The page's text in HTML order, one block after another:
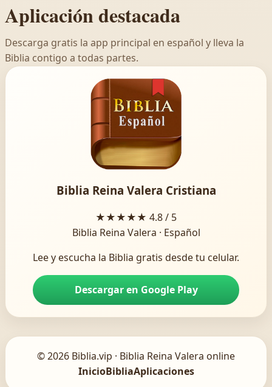
Aplicación destacada
Descarga gratis la app principal en español y lleva la
Biblia contigo a todas partes.
Biblia Reina Valera Cristiana
★★★★★ 4.8 / 5
Biblia Reina Valera · Español
Lee y escucha la Biblia gratis desde tu celular.
Descargar en Google Play
© 2026 Biblia.vip · Biblia Reina Valera online
InicioBibliaAplicaciones